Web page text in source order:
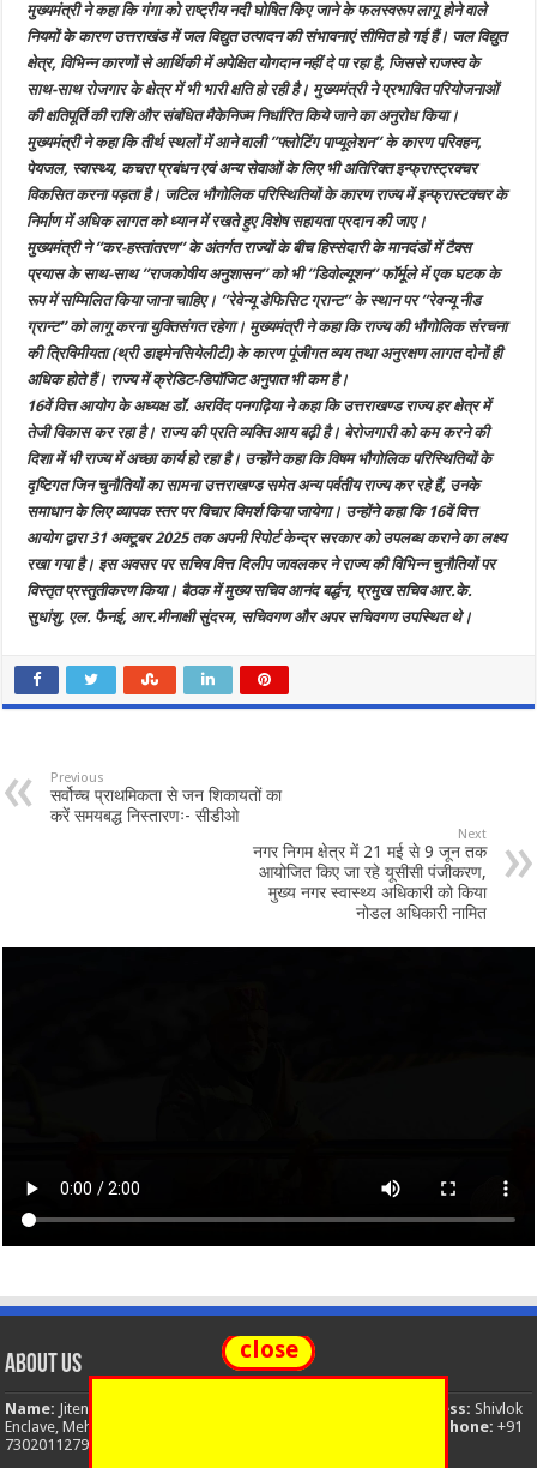
मुख्यमंत्री ने कहा कि गंगा को राष्ट्रीय नदी घोषित किए जाने के फलस्वरूप लागू होने वाले
नियमों के कारण उत्तराखंड में जल विद्युत उत्पादन की संभावनाएं सीमित हो गई हैं। जल विद्युत
क्षेत्र, विभिन्न कारणों से आर्थिकी में अपेक्षित योगदान नहीं दे पा रहा है, जिससे राजस्व के
साथ-साथ रोजगार के क्षेत्र में भी भारी क्षति हो रही है। मुख्यमंत्री ने प्रभावित परियोजनाओं
की क्षतिपूर्ति की राशि और संबंधित मैकेनिज्म निर्धारित किये जाने का अनुरोध किया।
मुख्यमंत्री ने कहा कि तीर्थ स्थलों में आने वाली ’’फ्लोटिंग पाप्यूलेशन’’ के कारण परिवहन,
पेयजल, स्वास्थ्य, कचरा प्रबंधन एवं अन्य सेवाओं के लिए भी अतिरिक्त इन्फ्रास्ट्रक्चर
विकसित करना पड़ता है। जटिल भौगोलिक परिस्थितियों के कारण राज्य में इन्फ्रास्टक्चर के
निर्माण में अधिक लागत को ध्यान में रखते हुए विशेष सहायता प्रदान की जाए।
मुख्यमंत्री ने ’’कर-हस्तांतरण’’ के अंतर्गत राज्यों के बीच हिस्सेदारी के मानदंडों में टैक्स
प्रयास के साथ-साथ ’’राजकोषीय अनुशासन’’ को भी ’’डिवोल्यूशन’’ फॉर्मूले में एक घटक के
रूप में सम्मिलित किया जाना चाहिए। ’’रेवेन्यू डेफिसिट ग्रान्ट’’ के स्थान पर ’’रेवन्यू नीड
ग्रान्ट’’ को लागू करना युक्तिसंगत रहेगा। मुख्यमंत्री ने कहा कि राज्य की भौगोलिक संरचना
की त्रिविमीयता (थ्री डाइमेनसियेलीटी) के कारण पूंजीगत व्यय तथा अनुरक्षण लागत दोनों ही
अधिक होते हैं। राज्य में क्रेडिट-डिपॉजिट अनुपात भी कम है।
16वें वित्त आयोग के अध्यक्ष डॉ. अरविंद पनगढ़िया ने कहा कि उत्तराखण्ड राज्य हर क्षेत्र में
तेजी विकास कर रहा है। राज्य की प्रति व्यक्ति आय बढ़ी है। बेरोजगारी को कम करने की
दिशा में भी राज्य में अच्छा कार्य हो रहा है। उन्होंने कहा कि विषम भौगोलिक परिस्थितियों के
दृष्टिगत जिन चुनौतियों का सामना उत्तराखण्ड समेत अन्य पर्वतीय राज्य कर रहे हैं, उनके
समाधान के लिए व्यापक स्तर पर विचार विमर्श किया जायेगा। उन्होंने कहा कि 16वें वित्त
आयोग द्वारा 31 अक्टूबर 2025 तक अपनी रिपोर्ट केन्द्र सरकार को उपलब्ध कराने का लक्ष्य
रखा गया है। इस अवसर पर सचिव वित्त दिलीप जावलकर ने राज्य की विभिन्न चुनौतियों पर
विस्तृत प्रस्तुतीकरण किया। बैठक में मुख्य सचिव आनंद बर्द्धन, प्रमुख सचिव आर.के.
सुधांशु, एल. फैनई, आर.मीनाक्षी सुंदरम, सचिवगण और अपर सचिवगण उपस्थित थे।
Previous
सर्वोच्च प्राथमिकता से जन शिकायतों का
करें समयबद्ध निस्तारणः- सीडीओ
Next
नगर निगम क्षेत्र में 21 मई से 9 जून तक
आयोजित किए जा रहे यूसीसी पंजीकरण,
मुख्य नगर स्वास्थ्य अधिकारी को किया
नोडल अधिकारी नामित
About Us
Name: Jitendra Singh Address: Shivlok
Enclave, Mehuwala Mafi, Dehradun, Uttarakhand, 248001, India
Phone: +91
7302011279
close